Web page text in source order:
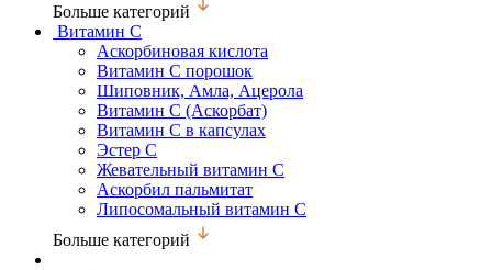
Больше категорий
Витамин С
Аскорбиновая кислота
Витамин С порошок
Шиповник, Амла, Ацерола
Витамин С (Аскорбат)
Витамин С в капсулах
Эстер С
Жевательный витамин С
Аскорбил пальмитат
Липосомальный витамин С
Больше категорий